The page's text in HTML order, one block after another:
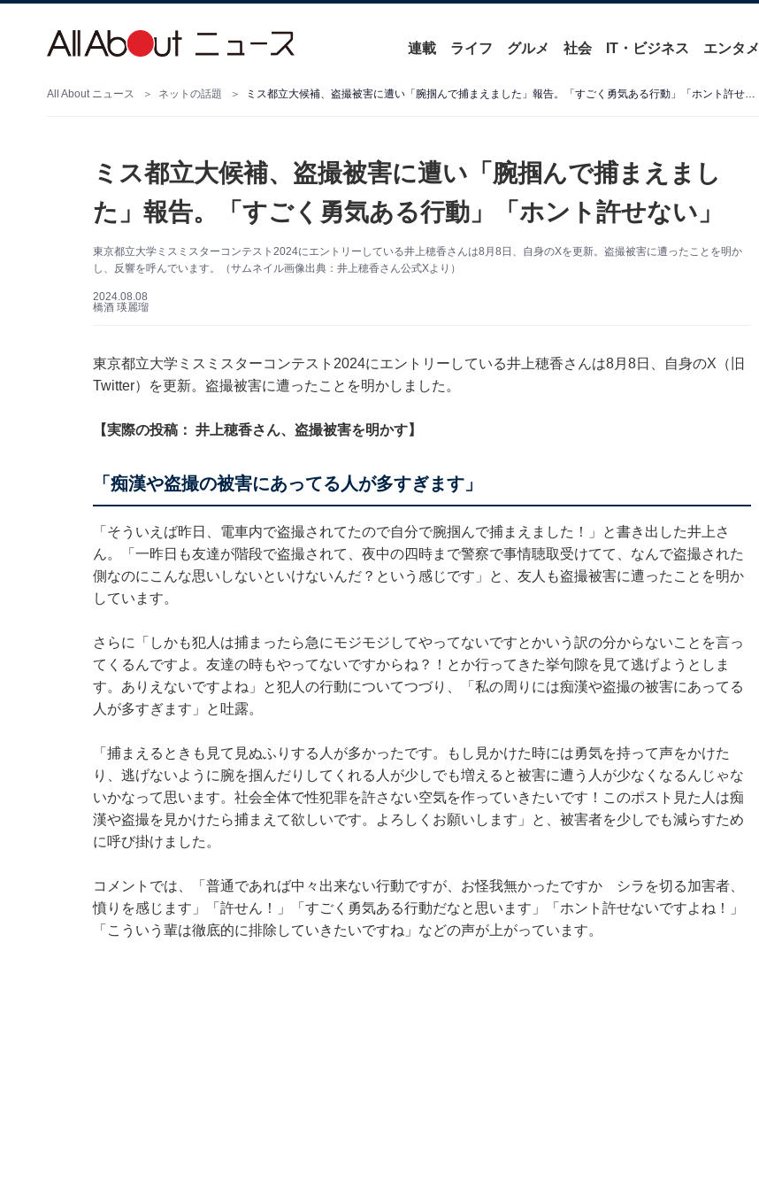
連載 ライフ グルメ 社会 IT・ビジネス エンタメ
All About ニュース ネットの話題 ミス都立大候補、盗撮被害に遭い「腕掴んで捕まえました」報告。「すごく勇気ある行動」「ホント許せない」
ミス都立大候補、盗撮被害に遭い「腕掴んで捕まえまし
た」報告。「すごく勇気ある行動」「ホント許せない」
東京都立大学ミスミスターコンテスト2024にエントリーしている井上穂香さんは8月8日、自身のXを更新。盗撮被害に遭ったことを明か
し、反響を呼んでいます。（サムネイル画像出典：井上穂香さん公式Xより）
2024.08.08
橋酒 瑛麗瑠
東京都立大学ミスミスターコンテスト2024にエントリーしている井上穂香さんは8月8日、自身のX（旧
Twitter）を更新。盗撮被害に遭ったことを明かしました。
【実際の投稿： 井上穂香さん、盗撮被害を明かす】
「痴漢や盗撮の被害にあってる人が多すぎます」
「そういえば昨日、電車内で盗撮されてたので自分で腕掴んで捕まえました！」と書き出した井上さ
ん。「一昨日も友達が階段で盗撮されて、夜中の四時まで警察で事情聴取受けてて、なんで盗撮された
側なのにこんな思いしないといけないんだ？という感じです」と、友人も盗撮被害に遭ったことを明か
しています。
さらに「しかも犯人は捕まったら急にモジモジしてやってないですとかいう訳の分からないことを言っ
てくるんですよ。友達の時もやってないですからね？！とか行ってきた挙句隙を見て逃げようとしま
す。ありえないですよね」と犯人の行動についてつづり、「私の周りには痴漢や盗撮の被害にあってる
人が多すぎます」と吐露。
「捕まえるときも見て見ぬふりする人が多かったです。もし見かけた時には勇気を持って声をかけた
り、逃げないように腕を掴んだりしてくれる人が少しでも増えると被害に遭う人が少なくなるんじゃな
いかなって思います。社会全体で性犯罪を許さない空気を作っていきたいです！このポスト見た人は痴
漢や盗撮を見かけたら捕まえて欲しいです。よろしくお願いします」と、被害者を少しでも減らすため
に呼び掛けました。
コメントでは、「普通であれば中々出来ない行動ですが、お怪我無かったですか シラを切る加害者、
憤りを感じます」「許せん！」「すごく勇気ある行動だなと思います」「ホント許せないですよね！」
「こういう輩は徹底的に排除していきたいですね」などの声が上がっています。